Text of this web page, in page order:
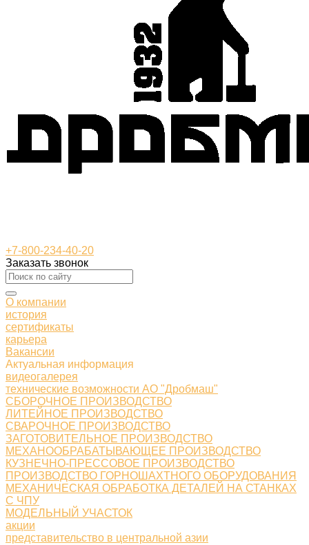
+7-800-234-40-20
Заказать звонок
О компании
история
сертификаты
карьера
Вакансии
Актуальная информация
видеогалерея
технические возможности АО "Дробмаш"
СБОРОЧНОЕ ПРОИЗВОДСТВО
ЛИТЕЙНОЕ ПРОИЗВОДСТВО
СВАРОЧНОЕ ПРОИЗВОДСТВО
ЗАГОТОВИТЕЛЬНОЕ ПРОИЗВОДСТВО
МЕХАНООБРАБАТЫВАЮЩЕЕ ПРОИЗВОДСТВО
КУЗНЕЧНО-ПРЕССОВОЕ ПРОИЗВОДСТВО
ПРОИЗВОДСТВО ГОРНОШАХТНОГО ОБОРУДОВАНИЯ
МЕХАНИЧЕСКАЯ ОБРАБОТКА ДЕТАЛЕЙ НА СТАНКАХ
С ЧПУ
МОДЕЛЬНЫЙ УЧАСТОК
акции
представительство в центральной азии